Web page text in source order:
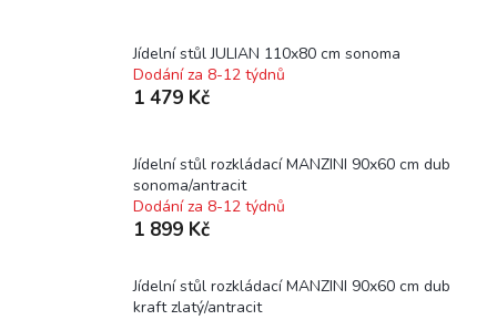
Jídelní stůl JULIAN 110x80 cm sonoma
Dodání za 8-12 týdnů
1 479 Kč
Jídelní stůl rozkládací MANZINI 90x60 cm dub
sonoma/antracit
Dodání za 8-12 týdnů
1 899 Kč
Jídelní stůl rozkládací MANZINI 90x60 cm dub
kraft zlatý/antracit